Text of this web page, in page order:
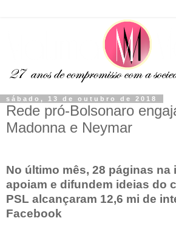
sábado, 13 de outubro de 2018
Rede pró-Bolsonaro
Madonna e Neymar
No último mês, 28 páginas na
apoiam e difundem ideias do
PSL alcançaram 12,6 mi de
Facebook